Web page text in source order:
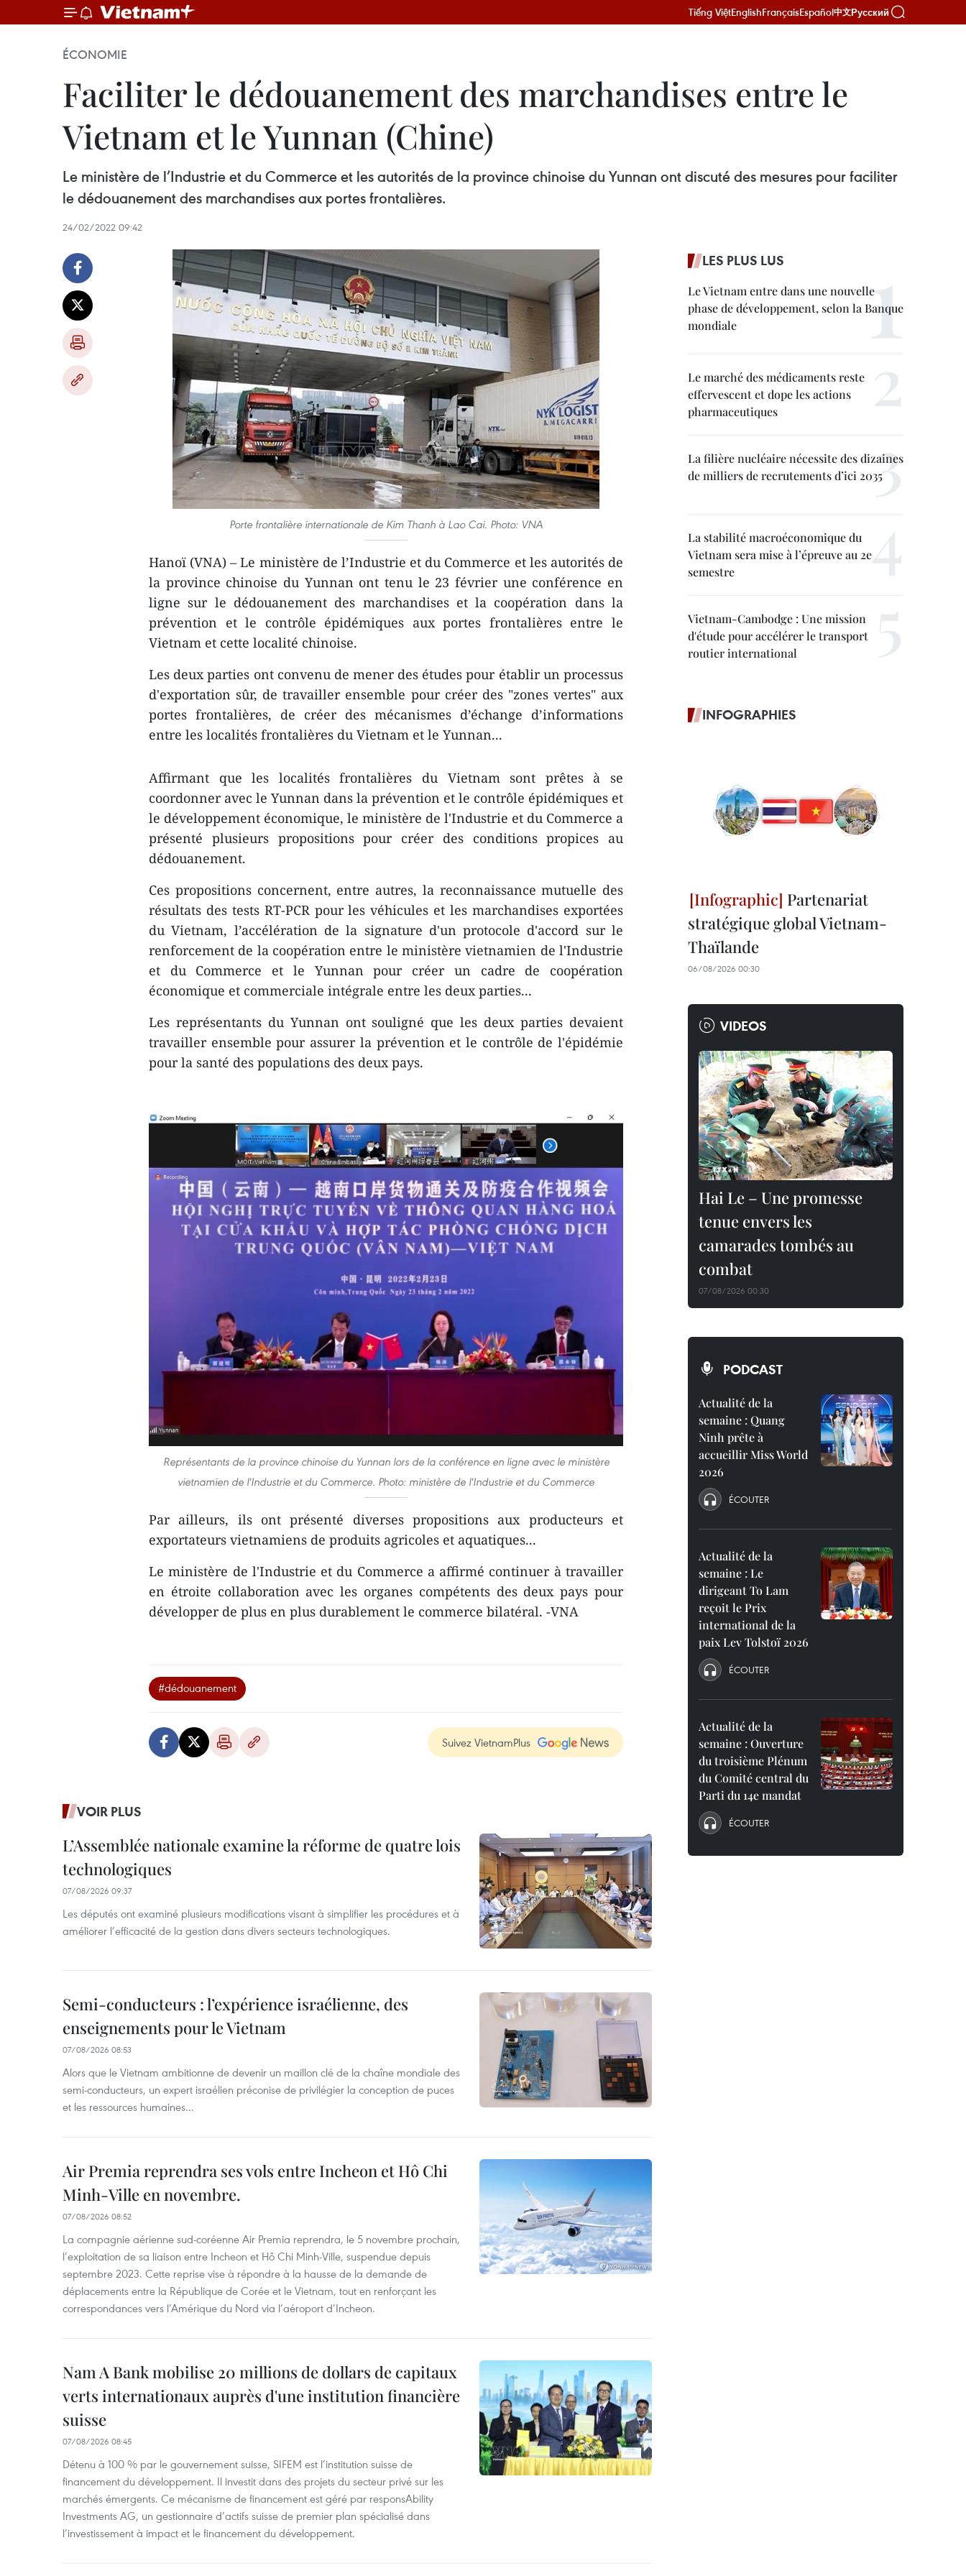
Tiếng ViệtEnglishFrançaisEspañol中文Русский
ÉCONOMIE
Faciliter le dédouanement des marchandises entre le
Vietnam et le Yunnan (Chine)
Le ministère de l’Industrie et du Commerce et les autorités de la province chinoise du Yunnan ont discuté des mesures pour faciliter
le dédouanement des marchandises aux portes frontalières.
24/02/2022 09:42
Porte frontalière internationale de Kim Thanh à Lao Cai. Photo: VNA
Hanoï (VNA) – Le ministère de l’Industrie et du Commerce et les autorités de
la province chinoise du Yunnan ont tenu le 23 février une conférence en
ligne sur le dédouanement des marchandises et la coopération dans la
prévention et le contrôle épidémiques aux portes frontalières entre le
Vietnam et cette localité chinoise.
Les deux parties ont convenu de mener des études pour établir un processus
d'exportation sûr, de travailler ensemble pour créer des "zones vertes" aux
portes frontalières, de créer des mécanismes d’échange d’informations
entre les localités frontalières du Vietnam et le Yunnan...
Affirmant que les localités frontalières du Vietnam sont prêtes à se
coordonner avec le Yunnan dans la prévention et le contrôle épidémiques et
le développement économique, le ministère de l'Industrie et du Commerce a
présenté plusieurs propositions pour créer des conditions propices au
dédouanement.
Ces propositions concernent, entre autres, la reconnaissance mutuelle des
résultats des tests RT-PCR pour les véhicules et les marchandises exportées
du Vietnam, l’accélération de la signature d'un protocole d'accord sur le
renforcement de la coopération entre le ministère vietnamien de l'Industrie
et du Commerce et le Yunnan pour créer un cadre de coopération
économique et commerciale intégrale entre les deux parties...
Les représentants du Yunnan ont souligné que les deux parties devaient
travailler ensemble pour assurer la prévention et le contrôle de l'épidémie
pour la santé des populations des deux pays.
Représentants de la province chinoise du Yunnan lors de la conférence en ligne avec le ministère
vietnamien de l'Industrie et du Commerce. Photo: ministère de l'Industrie et du Commerce
Par ailleurs, ils ont présenté diverses propositions aux producteurs et
exportateurs vietnamiens de produits agricoles et aquatiques...
Le ministère de l'Industrie et du Commerce a affirmé continuer à travailler
en étroite collaboration avec les organes compétents des deux pays pour
développer de plus en plus durablement le commerce bilatéral. -VNA
#dédouanement
Suivez VietnamPlus
VOIR PLUS
L’Assemblée nationale examine la réforme de quatre lois
technologiques
07/08/2026 09:37
Les députés ont examiné plusieurs modifications visant à simplifier les procédures et à
améliorer l’efficacité de la gestion dans divers secteurs technologiques.
Semi-conducteurs : l’expérience israélienne, des
enseignements pour le Vietnam
07/08/2026 08:53
Alors que le Vietnam ambitionne de devenir un maillon clé de la chaîne mondiale des
semi-conducteurs, un expert israélien préconise de privilégier la conception de puces
et les ressources humaines...
Air Premia reprendra ses vols entre Incheon et Hô Chi
Minh-Ville en novembre.
07/08/2026 08:52
La compagnie aérienne sud-coréenne Air Premia reprendra, le 5 novembre prochain,
l’exploitation de sa liaison entre Incheon et Hô Chi Minh-Ville, suspendue depuis
septembre 2023. Cette reprise vise à répondre à la hausse de la demande de
déplacements entre la République de Corée et le Vietnam, tout en renforçant les
correspondances vers l’Amérique du Nord via l’aéroport d’Incheon.
Nam A Bank mobilise 20 millions de dollars de capitaux
verts internationaux auprès d'une institution financière
suisse
07/08/2026 08:45
Détenu à 100 % par le gouvernement suisse, SIFEM est l’institution suisse de
financement du développement. Il investit dans des projets du secteur privé sur les
marchés émergents. Ce mécanisme de financement est géré par responsAbility
Investments AG, un gestionnaire d’actifs suisse de premier plan spécialisé dans
l’investissement à impact et le financement du développement.
LES PLUS LUS
Le Vietnam entre dans une nouvelle
phase de développement, selon la Banque
mondiale
Le marché des médicaments reste
effervescent et dope les actions
pharmaceutiques
La filière nucléaire nécessite des dizaines
de milliers de recrutements d’ici 2035
La stabilité macroéconomique du
Vietnam sera mise à l’épreuve au 2e
semestre
Vietnam-Cambodge : Une mission
d'étude pour accélérer le transport
routier international
INFOGRAPHIES
Partenariat
stratégique global Vietnam-
Thaïlande
06/08/2026 00:30
VIDEOS
Hai Le – Une promesse
tenue envers les
camarades tombés au
combat
07/08/2026 00:30
PODCAST
Actualité de la
semaine : Quang
Ninh prête à
accueillir Miss World
2026
ÉCOUTER
Actualité de la
semaine : Le
dirigeant To Lam
reçoit le Prix
international de la
paix Lev Tolstoï 2026
ÉCOUTER
Actualité de la
semaine : Ouverture
du troisième Plénum
du Comité central du
Parti du 14e mandat
ÉCOUTER